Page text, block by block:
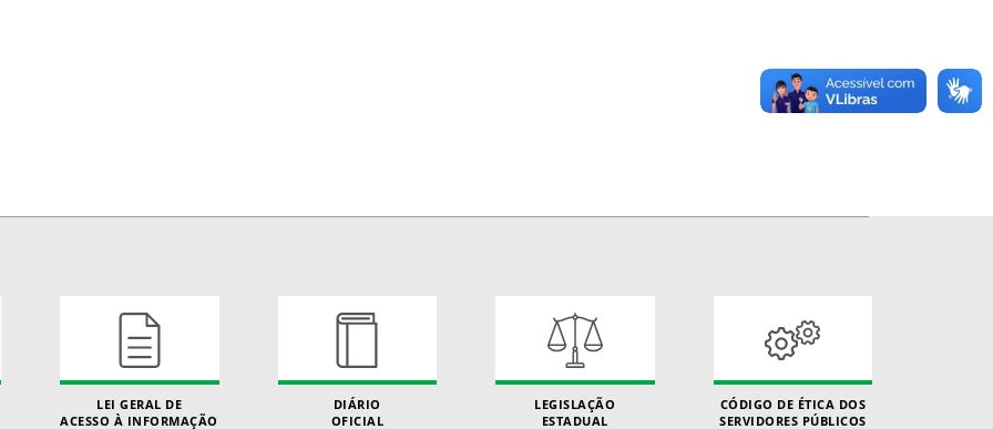
LEI GERAL DE
ACESSO À INFORMAÇÃO
DIÁRIO
OFICIAL
LEGISLAÇÃO
ESTADUAL
CÓDIGO DE ÉTICA DOS
SERVIDORES PÚBLICOS